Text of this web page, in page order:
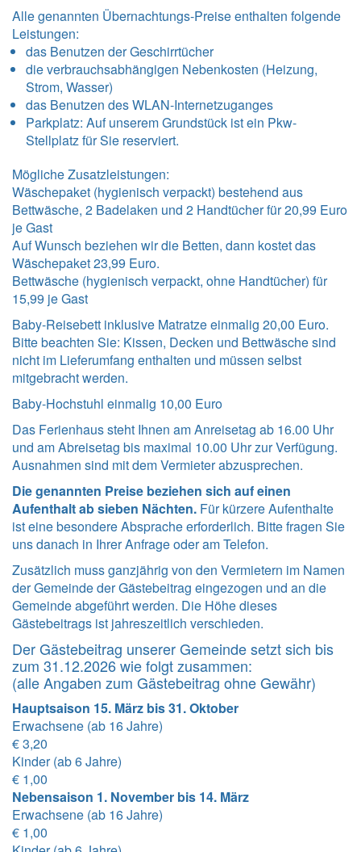
Alle genannten Übernachtungs-Preise enthalten folgende
Leistungen:
das Benutzen der Geschirrtücher
die verbrauchsabhängigen Nebenkosten (Heizung,
Strom, Wasser)
das Benutzen des WLAN-Internetzuganges
Parkplatz: Auf unserem Grundstück ist ein Pkw-
Stellplatz für Sie reserviert.
Mögliche Zusatzleistungen:
Wäschepaket (hygienisch verpackt) bestehend aus
Bettwäsche, 2 Badelaken und 2 Handtücher für 20,99 Euro
je Gast
Auf Wunsch beziehen wir die Betten, dann kostet das
Wäschepaket 23,99 Euro.
Bettwäsche (hygienisch verpackt, ohne Handtücher) für
15,99 je Gast
Baby-Reisebett inklusive Matratze einmalig 20,00 Euro.
Bitte beachten Sie: Kissen, Decken und Bettwäsche sind
nicht im Lieferumfang enthalten und müssen selbst
mitgebracht werden.
Baby-Hochstuhl einmalig 10,00 Euro
Das Ferienhaus steht Ihnen am Anreisetag ab 16.00 Uhr
und am Abreisetag bis maximal 10.00 Uhr zur Verfügung.
Ausnahmen sind mit dem Vermieter abzusprechen.
Die genannten Preise beziehen sich auf einen
Aufenthalt ab sieben Nächten. Für kürzere Aufenthalte
ist eine besondere Absprache erforderlich. Bitte fragen Sie
uns danach in Ihrer Anfrage oder am Telefon.
Zusätzlich muss ganzjährig von den Vermietern im Namen
der Gemeinde der Gästebeitrag eingezogen und an die
Gemeinde abgeführt werden. Die Höhe dieses
Gästebeitrags ist jahreszeitlich verschieden.
Der Gästebeitrag unserer Gemeinde setzt sich bis
zum 31.12.2026 wie folgt zusammen:
(alle Angaben zum Gästebeitrag ohne Gewähr)
Hauptsaison 15. März bis 31. Oktober
Erwachsene (ab 16 Jahre)
€ 3,20
Kinder (ab 6 Jahre)
€ 1,00
Nebensaison 1. November bis 14. März
Erwachsene (ab 16 Jahre)
€ 1,00